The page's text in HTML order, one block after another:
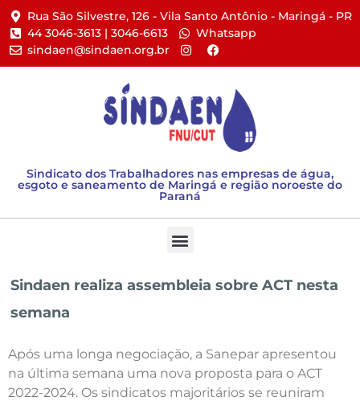
Rua São Silvestre, 126 - Vila Santo Antônio - Maringá - PR​
44 3046-3613 | 3046-6613​
Whatsapp
sindaen@sindaen.org.br
Sindicato dos Trabalhadores nas empresas de água,
esgoto e saneamento de Maringá e região noroeste do
Paraná
Sindaen realiza assembleia sobre ACT nesta
semana
Após uma longa negociação, a Sanepar apresentou
na última semana uma nova proposta para o ACT
2022-2024. Os sindicatos majoritários se reuniram